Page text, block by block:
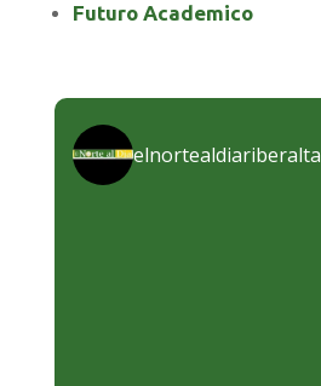
Futuro Academico
elnortealdiariberalta